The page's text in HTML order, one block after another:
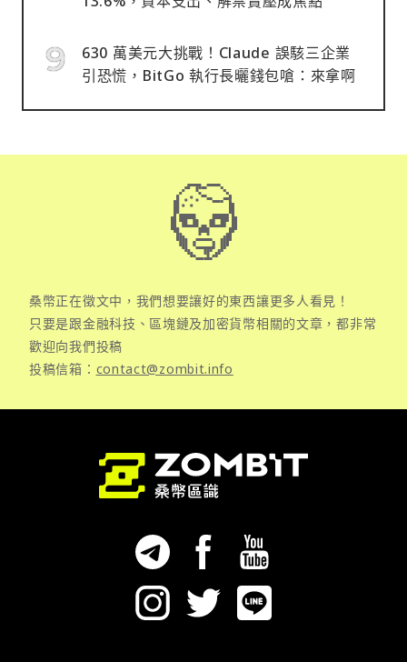
630 萬美元大挑戰！Claude 誤駭三企業
引恐慌，BitGo 執行長曬錢包嗆：來拿啊
桑幣正在徵文中，我們想要讓好的東西讓更多人看見！
只要是跟金融科技、區塊鏈及加密貨幣相關的文章，都非常
歡迎向我們投稿
投稿信箱： contact@zombit.info